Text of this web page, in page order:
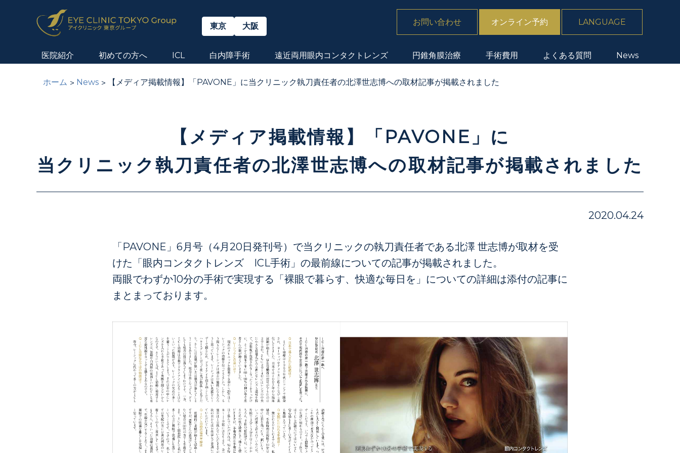
東京 大阪 お問い合わせ オンライン予約 LANGUAGE
医院紹介 初めての方へ ICL 白内障手術 遠近両用眼内コンタクトレンズ 円錐角膜治療 手術費用 よくある質問 News
ホーム News 【メディア掲載情報】「PAVONE」に当クリニック執刀責任者の北澤世志博への取材記事が掲載されました
【メディア掲載情報】「PAVONE」に
当クリニック執刀責任者の北澤世志博への取材記事が掲載されました
2020.04.24
「PAVONE」6月号（4月20日発刊号）で当クリニックの執刀責任者である北澤 世志博が取材を受
けた「眼内コンタクトレンズ ICL手術」の最前線についての記事が掲載されました。
両眼でわずか10分の手術で実現する「裸眼で暮らす、快適な毎日を」についての詳細は添付の記事に
まとまっております。